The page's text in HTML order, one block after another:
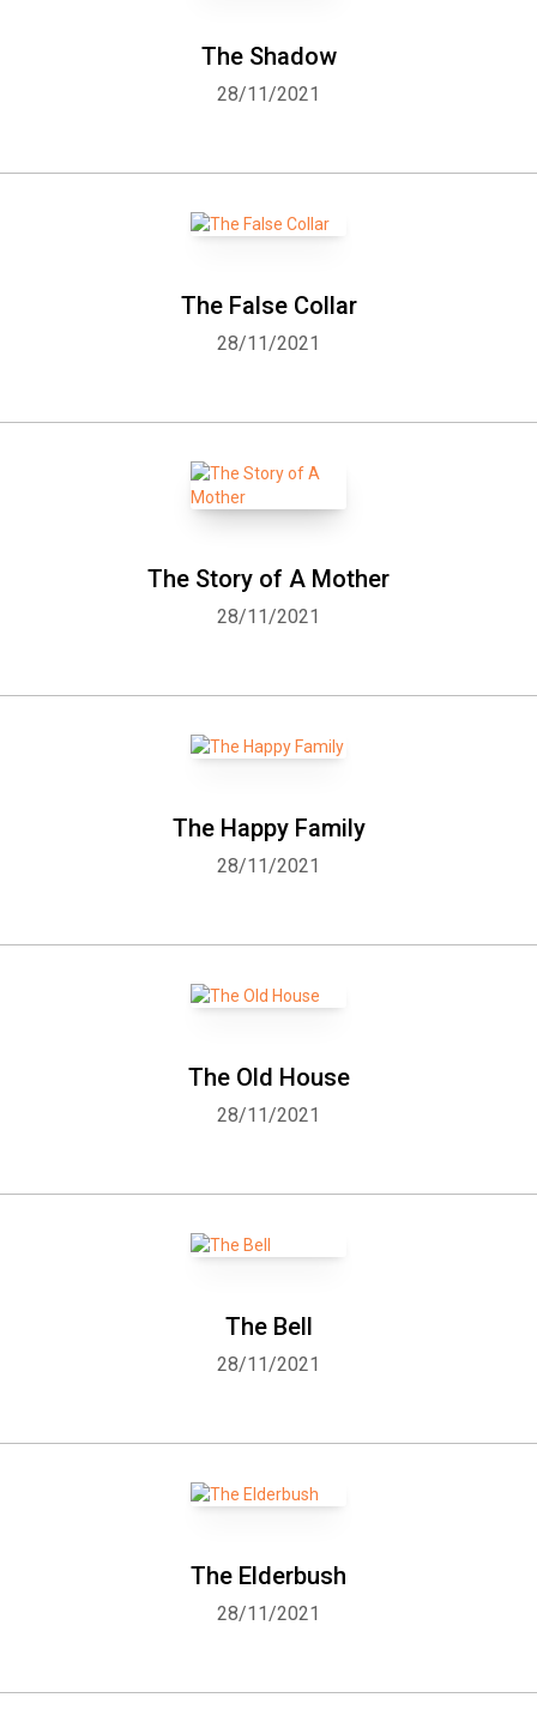
The Shadow
28/11/2021
The False Collar
28/11/2021
The Story of A Mother
28/11/2021
The Happy Family
28/11/2021
The Old House
28/11/2021
The Bell
28/11/2021
The Elderbush
28/11/2021